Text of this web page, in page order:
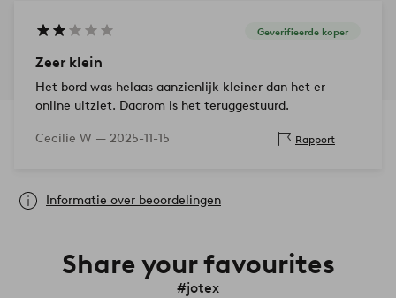
Geverifieerde koper
Zeer klein
Het bord was helaas aanzienlijk kleiner dan het er
online uitziet. Daarom is het teruggestuurd.
Cecilie W — 2025-11-15 Rapport
Informatie over beoordelingen
Share your favourites
#jotex